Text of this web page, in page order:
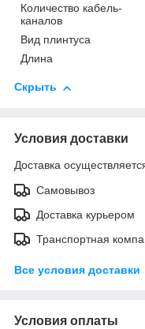
Количество кабель-
каналов
Вид плинтуса
Длина
Скрыть
Условия доставки
Доставка
Самовывоз
Доставка курьером
Транспортная
Все условия доставки
Условия оплаты